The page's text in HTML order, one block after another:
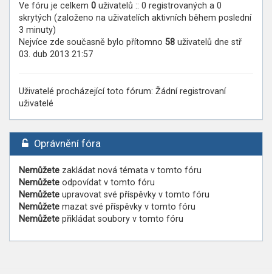
Ve fóru je celkem 0 uživatelů :: 0 registrovaných a 0
skrytých (založeno na uživatelích aktivních během poslední
3 minuty)
Nejvíce zde současně bylo přítomno 58 uživatelů dne stř
03. dub 2013 21:57
Uživatelé procházející toto fórum: Žádní registrovaní
uživatelé
Oprávnění fóra
Nemůžete zakládat nová témata v tomto fóru
Nemůžete odpovídat v tomto fóru
Nemůžete upravovat své příspěvky v tomto fóru
Nemůžete mazat své příspěvky v tomto fóru
Nemůžete přikládat soubory v tomto fóru